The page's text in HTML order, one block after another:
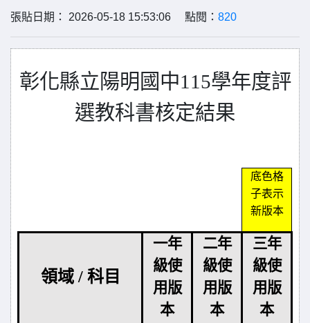
張貼日期： 2026-05-18 15:53:06 點閱： 820
彰化縣立陽明國中115學年度評
選教科書核定結果
底色格
子表示
新版本
領域 / 科目
一年
級使
用版
本
二年
級使
用版
本
三年
級使
用版
本